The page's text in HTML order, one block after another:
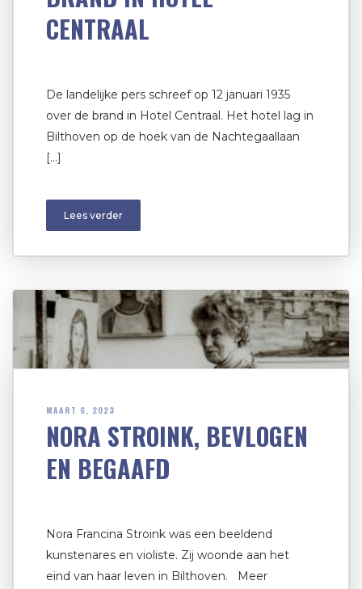
CENTRAAL
De landelijke pers schreef op 12 januari 1935
over de brand in Hotel Centraal. Het hotel lag in
Bilthoven op de hoek van de Nachtegaallaan
[…]
Lees verder
MAART 6, 2023
NORA STROINK, BEVLOGEN
EN BEGAAFD
Nora Francina Stroink was een beeldend
kunstenares en violiste. Zij woonde aan het
eind van haar leven in Bilthoven. Meer